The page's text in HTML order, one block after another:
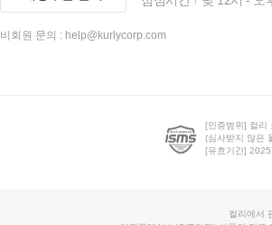
비회원 문의 : help@kurlycorp.com
[인증범위] 컬리
(심사받지 않은
[유효기간]
컬리에서